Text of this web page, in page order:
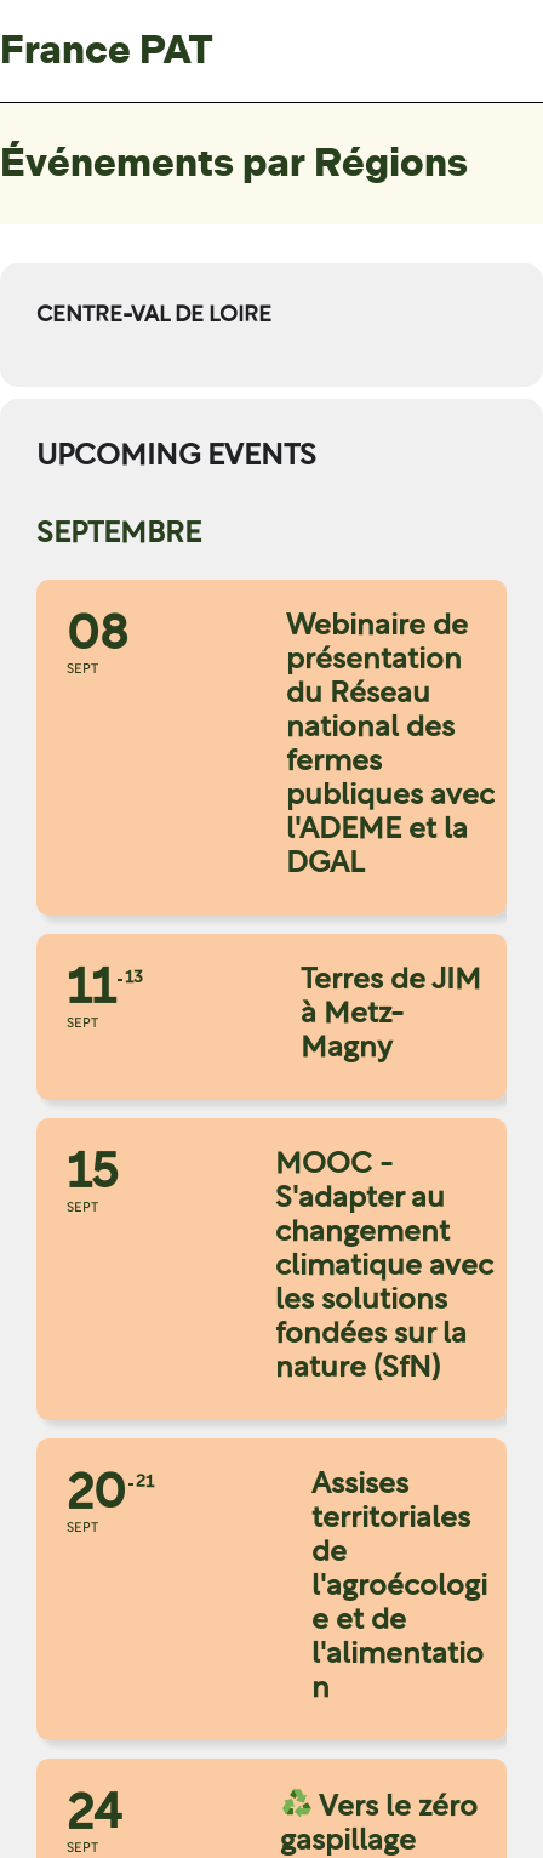
France PAT
Événements par Régions
CENTRE-VAL DE LOIRE
UPCOMING EVENTS
SEPTEMBRE
08
SEPT
Webinaire de
présentation
du Réseau
national des
fermes
publiques avec
l'ADEME et la
DGAL
11
SEPT
13
Terres de JIM
à Metz-
Magny
15
SEPT
MOOC -
S'adapter au
changement
climatique avec
les solutions
fondées sur la
nature (SfN)
20
SEPT
21
Assises
territoriales
de
l'agroécologi
e et de
l'alimentatio
n
24
SEPT
Vers le zéro
gaspillage